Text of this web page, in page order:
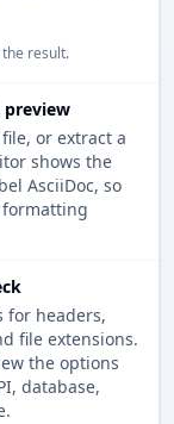
result.
preview
or extract a
shows the
AsciiDoc, so
formatting
for headers,
file extensions.
the options
database,